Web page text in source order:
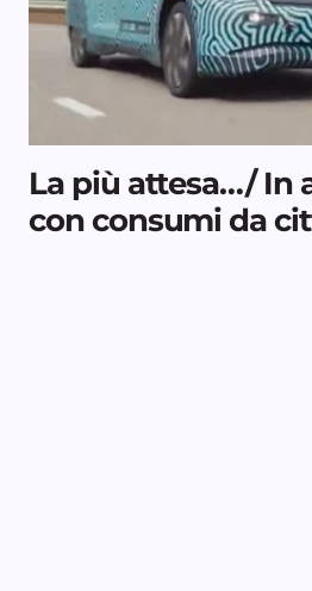
La più attesa…/ In
con consumi da